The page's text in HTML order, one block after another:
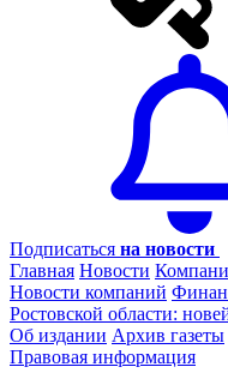
Подписаться на новости
Главная Новости
Новости компаний
Ростовской области:
Об издании Архив газеты
Правовая информация